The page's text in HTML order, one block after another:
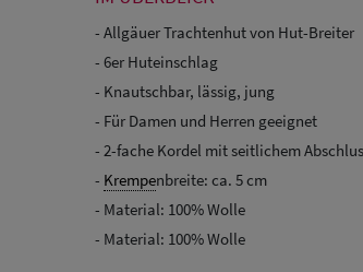
- Allgäuer Trachtenhut von Hut-Breiter
- 6er Huteinschlag
- Knautschbar, lässig, jung
- Für Damen und Herren geeignet
- 2-fache Kordel mit seitlichem
- Krempenbreite: ca. 5 cm
- Material: 100% Wolle
- Material: 100% Wolle